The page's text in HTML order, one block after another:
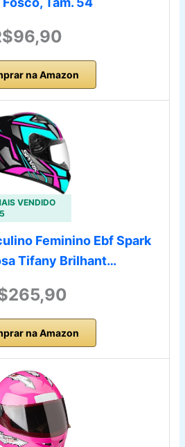
na Amazon
VENDIDO
Feminino Ebf Spark
Tifany Brilhant…
na Amazon